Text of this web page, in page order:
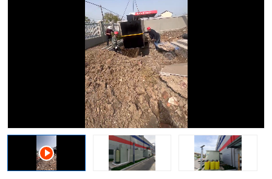
平流式溶气气浮机 风景区旅游景点污水处理
设备
高速服务区收费站污水处 微动力生化污水处理设备
海鲜加工污水处理设备 蒸发器设备价格
客运站污水处理设备 航站楼厕所污水处理设备
UASB厌氧塔 加油站油田景点旅游区污
水处理设备
风电场变电站污水处理设 叠螺污泥脱水机